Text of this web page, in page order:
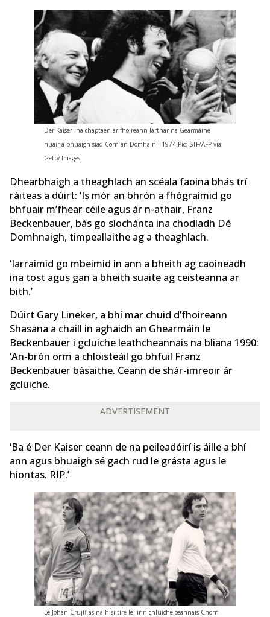
Der Kaiser ina chaptaen ar fhoireann Iarthar na Gearmáine
nuair a bhuaigh siad Corn an Domhain i 1974 Pic: STF/AFP via
Getty Images
Dhearbhaigh a theaghlach an scéala faoina bhás trí
ráiteas a dúirt: ‘Is mór an bhrón a fhógraímid go
bhfuair m’fhear céile agus ár n-athair, Franz
Beckenbauer, bás go síochánta ina chodladh Dé
Domhnaigh, timpeallaithe ag a theaghlach.
‘Iarraimid go mbeimid in ann a bheith ag caoineadh
ina tost agus gan a bheith suaite ag ceisteanna ar
bith.’
Dúirt Gary Lineker, a bhí mar chuid d’fhoireann
Shasana a chaill in aghaidh an Ghearmáin le
Beckenbauer i gcluiche leathcheannais na bliana 1990:
‘An-brón orm a chloisteáil go bhfuil Franz
Beckenbauer básaithe. Ceann de shár-imreoir ár
gcluiche.
ADVERTISEMENT
‘Ba é Der Kaiser ceann de na peileadóirí is áille a bhí
ann agus bhuaigh sé gach rud le grásta agus le
hiontas. RIP.’
Le Johan Crujff as na hÍsiltíre le linn chluiche ceannais Chorn